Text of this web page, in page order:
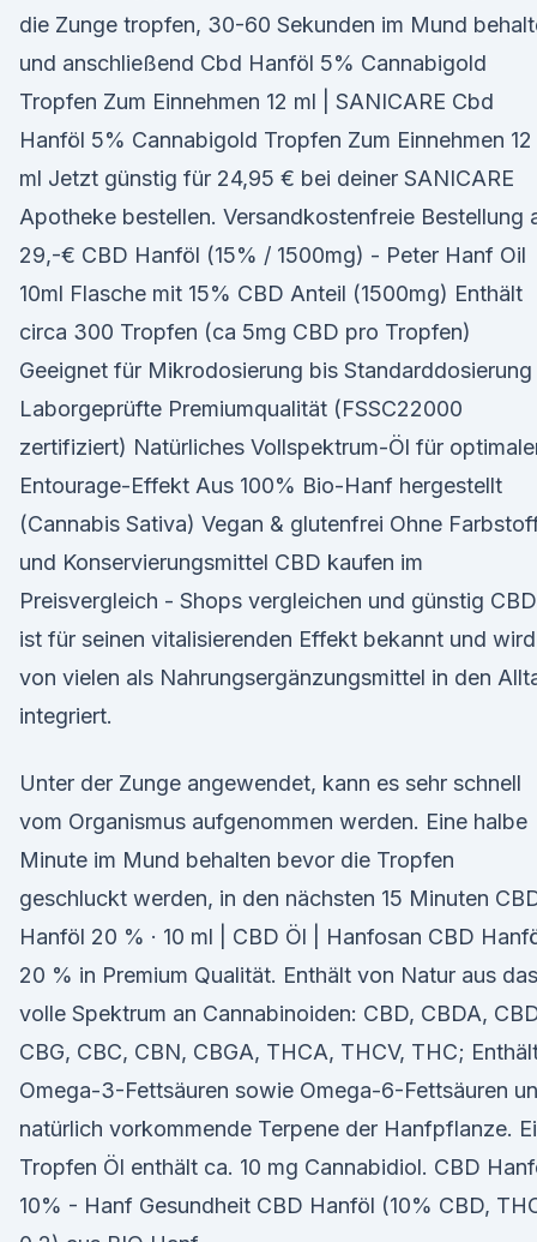
die Zunge tropfen, 30-60 Sekunden im Mund
und anschließend Cbd Hanföl 5% Cannabigold
Tropfen Zum Einnehmen 12 ml | SANICARE Cbd
Hanföl 5% Cannabigold Tropfen Zum Einnehmen 12
ml Jetzt günstig für 24,95 € bei deiner SANICARE
Apotheke bestellen. Versandkostenfreie Bestellung
29,-€ CBD Hanföl (15% / 1500mg) - Peter Hanf Oil
10ml Flasche mit 15% CBD Anteil (1500mg) Enthält
circa 300 Tropfen (ca 5mg CBD pro Tropfen)
Geeignet für Mikrodosierung bis Standarddosierung
Laborgeprüfte Premiumqualität (FSSC22000
zertifiziert) Natürliches Vollspektrum-Öl für
Entourage-Effekt Aus 100% Bio-Hanf hergestellt
(Cannabis Sativa) Vegan & glutenfrei Ohne
und Konservierungsmittel CBD kaufen im
Preisvergleich - Shops vergleichen und günstig CBD
ist für seinen vitalisierenden Effekt bekannt und wird
von vielen als Nahrungsergänzungsmittel in den
integriert.
Unter der Zunge angewendet, kann es sehr schnell
vom Organismus aufgenommen werden. Eine halbe
Minute im Mund behalten bevor die Tropfen
geschluckt werden, in den nächsten 15 Minuten
Hanföl 20 % · 10 ml | CBD Öl | Hanfosan CBD
20 % in Premium Qualität. Enthält von Natur aus das
volle Spektrum an Cannabinoiden: CBD, CBDA,
CBG, CBC, CBN, CBGA, THCA, THCV, THC;
Omega-3-Fettsäuren sowie Omega-6-Fettsäuren
natürlich vorkommende Terpene der Hanfpflanze.
Tropfen Öl enthält ca. 10 mg Cannabidiol. CBD
10% - Hanf Gesundheit CBD Hanföl (10% CBD,